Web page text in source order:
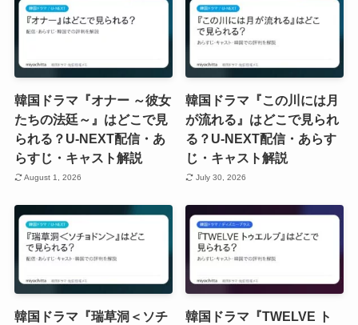
韓国ドラマ『オナー ～彼女
たちの法廷～』はどこで見
られる？U-NEXT配信・あ
らすじ・キャスト解説
August 1, 2026
韓国ドラマ『この川には月
が流れる』はどこで見られ
る？U-NEXT配信・あらす
じ・キャスト解説
July 30, 2026
韓国ドラマ『瑞草洞＜ソチ
韓国ドラマ『TWELVE ト